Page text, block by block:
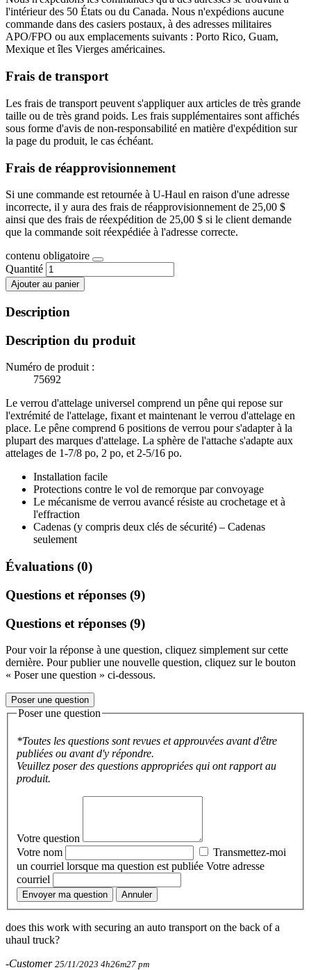
l'intérieur des 50 États ou du Canada. Nous n'expédions aucune
commande dans des casiers postaux, à des adresses militaires
APO/FPO ou aux emplacements suivants : Porto Rico, Guam,
Mexique et îles Vierges américaines.
Frais de transport
Les frais de transport peuvent s'appliquer aux articles de très grande
taille ou de très grand poids. Les frais supplémentaires sont affichés
sous forme d'avis de non-responsabilité en matière d'expédition sur
la page du produit, le cas échéant.
Frais de réapprovisionnement
Si une commande est retournée à U-Haul en raison d'une adresse
incorrecte, il y aura des frais de réapprovisionnement de 25,00 $
ainsi que des frais de réexpédition de 25,00 $ si le client demande
que la commande soit réexpédiée à l'adresse correcte.
contenu obligatoire
Quantité
Ajouter au panier
Description
Description du produit
Numéro de produit :
75692
Le verrou d'attelage universel comprend un pêne qui repose sur
l'extrémité de l'attelage, fixant et maintenant le verrou d'attelage en
place. Le pêne comprend 6 positions de verrou pour s'adapter à la
plupart des marques d'attelage. La sphère de l'attache s'adapte aux
attelages de 1-7/8 po, 2 po, et 2-5/16 po.
Installation facile
Protections contre le vol de remorque par convoyage
Le mécanisme de verrou avancé résiste au crochetage et à
l'effraction
Cadenas (y compris deux clés de sécurité) – Cadenas
seulement
Évaluations (0)
Questions et réponses (9)
Questions et réponses (9)
Pour voir la réponse à une question, cliquez simplement sur cette
dernière. Pour publier une nouvelle question, cliquez sur le bouton
« Poser une question » ci-dessous.
Poser une question
Poser une question
*Toutes les questions sont revues et approuvées avant d'être
publiées ou avant d'y répondre.
Veuillez poser des questions appropriées qui ont rapport au
produit.
Votre question
Votre nom
Transmettez-moi
un courriel lorsque ma question est publiée Votre adresse
courriel
Envoyer ma question Annuler
does this work with securing an auto transport on the back of a
uhaul truck?
-Customer 25/11/2023 4h26m27 pm